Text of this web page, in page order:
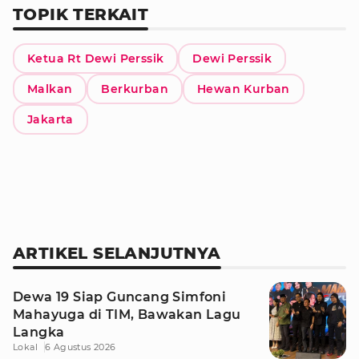
TOPIK TERKAIT
Ketua Rt Dewi Perssik Dewi Perssik
Malkan Berkurban Hewan Kurban
Jakarta
ARTIKEL SELANJUTNYA
Dewa 19 Siap Guncang Simfoni
Mahayuga di TIM, Bawakan Lagu
Langka
Lokal 6 Agustus 2026